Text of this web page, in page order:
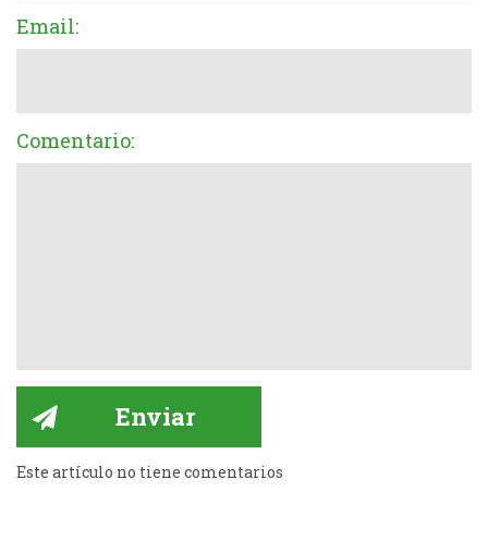
Email:
Comentario:
Este artículo no tiene comentarios